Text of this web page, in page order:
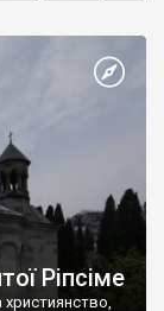
Василю ІІ, та
християнином.
Таврійського
Ріпсіме
християнство,